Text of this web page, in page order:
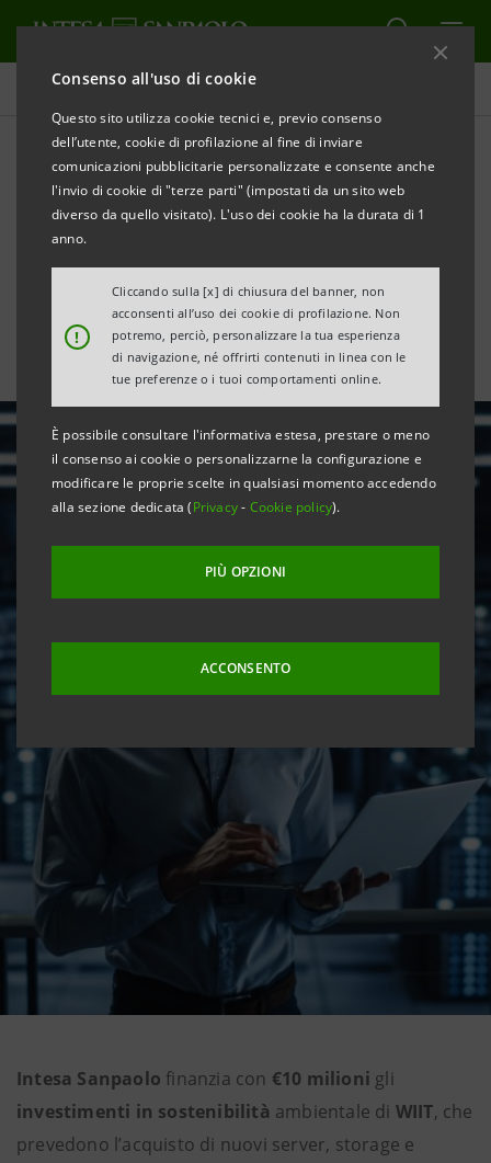
Consenso all'uso di cookie
Questo sito utilizza cookie tecnici e, previo consenso
dell’utente, cookie di profilazione al fine di inviare
comunicazioni pubblicitarie personalizzate e consente anche
l'invio di cookie di "terze parti" (impostati da un sito web
diverso da quello visitato). L'uso dei cookie ha la durata di 1
anno.
!
Cliccando sulla [x] di chiusura del banner, non
acconsenti all’uso dei cookie di profilazione. Non
potremo, perciò, personalizzare la tua esperienza
di navigazione, né offrirti contenuti in linea con le
tue preferenze o i tuoi comportamenti online.
È possibile consultare l'informativa estesa, prestare o meno
il consenso ai cookie o personalizzarne la configurazione e
modificare le proprie scelte in qualsiasi momento accedendo
alla sezione dedicata (Privacy- Cookie policy).
PIÙ OPZIONI
ACCONSENTO
Tutte le news
Finanziamento di €10 mln a
WIIT per investimenti in
sostenibilità ambientale
Intesa Sanpaolo finanzia con €10 milioni gli
investimenti in sostenibilità ambientale di WIIT, che
prevedono l’acquisto di nuovi server, storage e